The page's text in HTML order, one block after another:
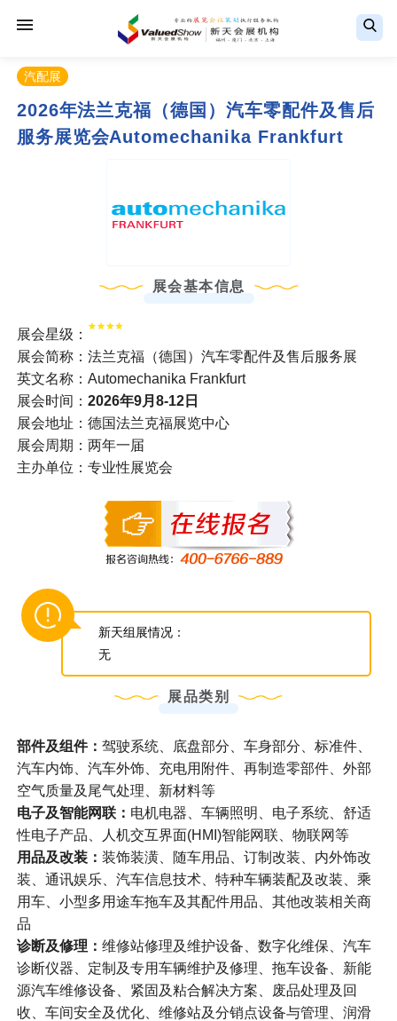
汽配展
2026年法兰克福（德国）汽车零配件及售后
服务展览会Automechanika Frankfurt
展会基本信息
展会星级：
展会简称：法兰克福（德国）汽车零配件及售后服务展
英文名称：Automechanika Frankfurt
展会时间： 2026年9月8-12日
展会地址：德国法兰克福展览中心
展会周期：两年一届
主办单位：专业性展览会
新天组展情况：
无
展品类别
部件及组件： 驾驶系统、底盘部分、车身部分、标准件、
汽车内饰、汽车外饰、充电用附件、再制造零部件、外部
空气质量及尾气处理、新材料等
电子及智能网联： 电机电器、车辆照明、电子系统、舒适
性电子产品、人机交互界面(HMI)智能网联、物联网等
用品及改装： 装饰装潢、随车用品、订制改装、内外饰改
装、通讯娱乐、汽车信息技术、特种车辆装配及改装、乘
用车、小型多用途车拖车及其配件用品、其他改装相关商
品
诊断及修理： 维修站修理及维护设备、数字化维保、汽车
诊断仪器、定制及专用车辆维护及修理、拖车设备、新能
源汽车维修设备、紧固及粘合解决方案、废品处理及回
收、车间安全及优化、维修站及分销点设备与管理、润滑